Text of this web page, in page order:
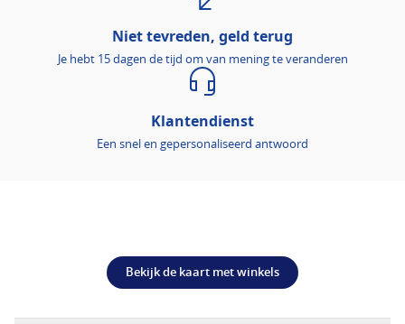
Niet tevreden, geld terug
Je hebt 15 dagen de tijd om van mening te veranderen
Klantendienst
Een snel en gepersonaliseerd antwoord
Bekijk de kaart met winkels